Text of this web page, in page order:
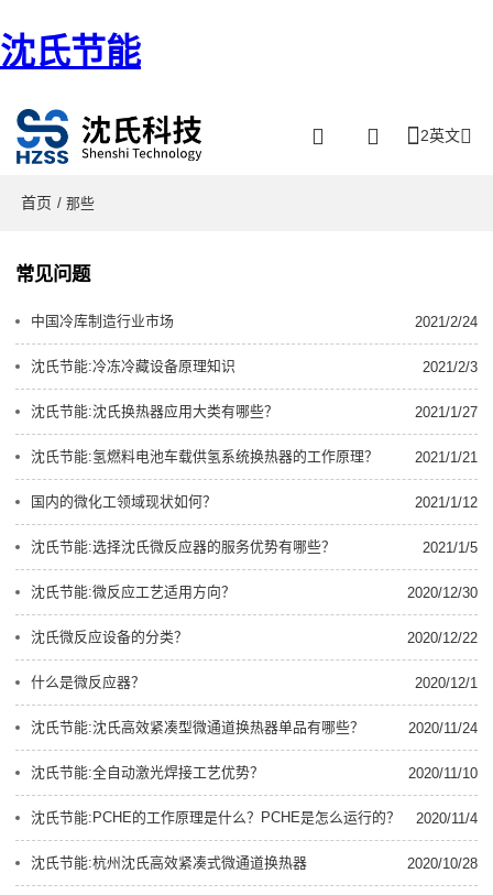
沈氏节能
2英文
首页 / 那些
常见问题
中国冷库制造行业市场 2021/2/24
沈氏节能:冷冻冷藏设备原理知识 2021/2/3
沈氏节能:沈氏换热器应用大类有哪些？ 2021/1/27
沈氏节能:氢燃料电池车载供氢系统换热器的工作原理？ 2021/1/21
国内的微化工领域现状如何？ 2021/1/12
沈氏节能:选择沈氏微反应器的服务优势有哪些？ 2021/1/5
沈氏节能:微反应工艺适用方向？ 2020/12/30
沈氏微反应设备的分类？ 2020/12/22
什么是微反应器？ 2020/12/1
沈氏节能:沈氏高效紧凑型微通道换热器单品有哪些？ 2020/11/24
沈氏节能:全自动激光焊接工艺优势？ 2020/11/10
沈氏节能:PCHE的工作原理是什么？PCHE是怎么运行的？ 2020/11/4
沈氏节能:杭州沈氏高效紧凑式微通道换热器 2020/10/28